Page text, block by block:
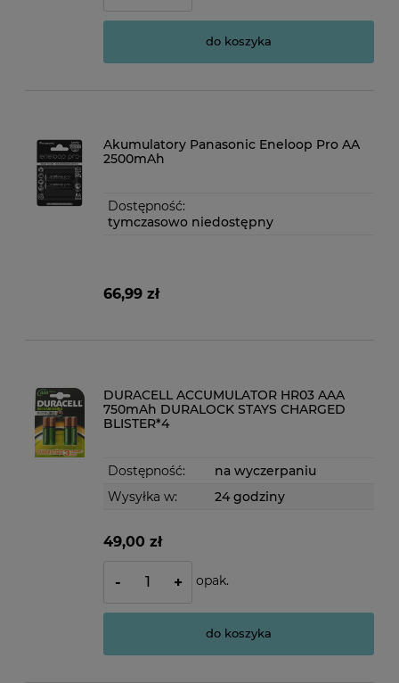
do koszyka
Akumulatory Panasonic Eneloop Pro AA
2500mAh
Dostępność:
tymczasowo niedostępny
66,99 zł
DURACELL ACCUMULATOR HR03 AAA
750mAh DURALOCK STAYS CHARGED
BLISTER*4
Dostępność:
na wyczerpaniu
Wysyłka w:
24 godziny
49,00 zł
- + opak.
do koszyka